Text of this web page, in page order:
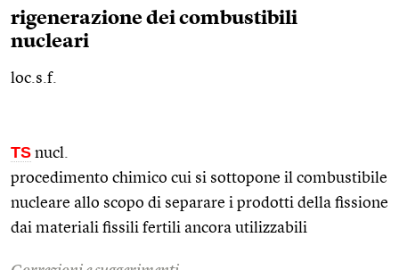
rigenerazione dei combustibili
nucleari
loc.s.f.
TS nucl.
procedimento chimico cui si sottopone il combustibile
nucleare allo scopo di separare i prodotti della fissione
dai materiali fissili fertili ancora utilizzabili